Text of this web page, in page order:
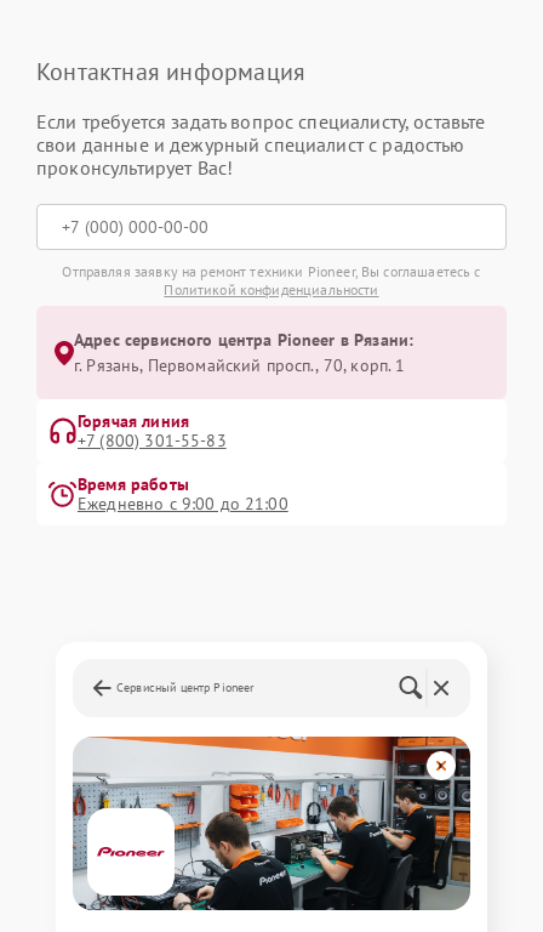
Контактная информация
Если требуется задать вопрос специалисту, оставьте
свои данные и дежурный специалист с радостью
проконсультирует Вас!
Отправляя заявку на ремонт техники Pioneer, Вы соглашаетесь с
Политикой конфиденциальности
Адрес сервисного центра Pioneer в Рязани:
г. Рязань, Первомайский просп., 70, корп. 1
Горячая линия
+7 (800) 301-55-83
Время работы
Ежедневно с 9:00 до 21:00
Сервисный центр Pioneer